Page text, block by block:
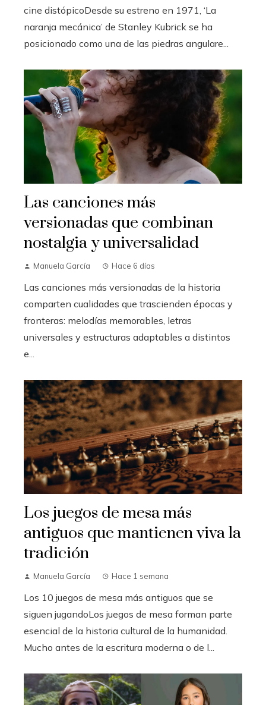
cine distópicoDesde su estreno en 1971, ‘La
naranja mecánica’ de Stanley Kubrick se ha
posicionado como una de las piedras angulare...
Las canciones más
versionadas que combinan
nostalgia y universalidad
Manuela García Hace 6 días
Las canciones más versionadas de la historia
comparten cualidades que trascienden épocas y
fronteras: melodías memorables, letras
universales y estructuras adaptables a distintos
e...
Los juegos de mesa más
antiguos que mantienen viva la
tradición
Manuela García Hace 1 semana
Los 10 juegos de mesa más antiguos que se
siguen jugandoLos juegos de mesa forman parte
esencial de la historia cultural de la humanidad.
Mucho antes de la escritura moderna o de l...